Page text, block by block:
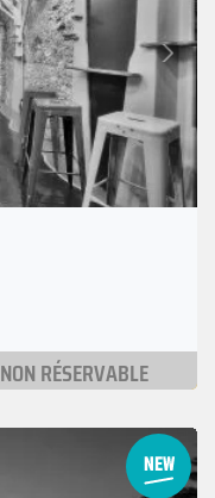
Suivant
NON RÉSERVABLE